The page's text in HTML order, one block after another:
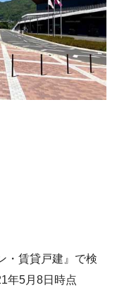
・賃貸戸建』で検
年5月8日時点